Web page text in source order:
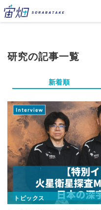
研究の記事一覧
新着順
トピックス